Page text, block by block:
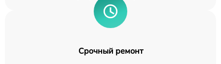
Срочный ремонт